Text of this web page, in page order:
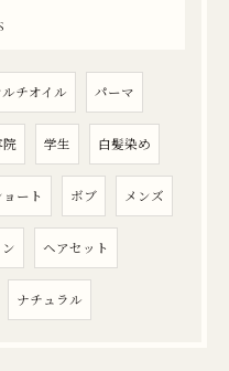
ルチオイル パーマ
院 学生 白髪染め
ョート ボブ メンズ
ヘアセット
ナチュラル